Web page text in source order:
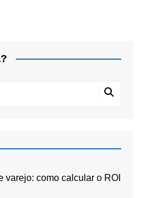
varejo: como calcular o ROI